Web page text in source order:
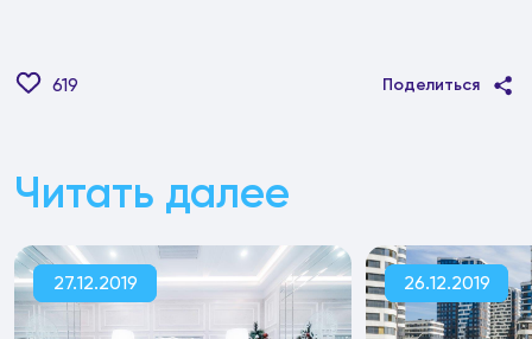
619 Поделиться
Читать далее
27.12.2019 26.12.2019